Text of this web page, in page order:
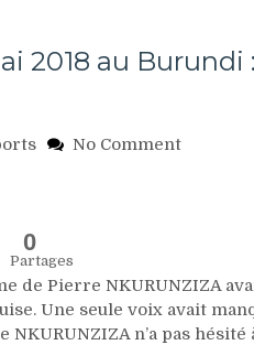
2018 au Burundi
No Commenton
2018
au
Burundi
0
Partages
Pierre NKURUNZIZA
Une seule voix avait
n’a pas